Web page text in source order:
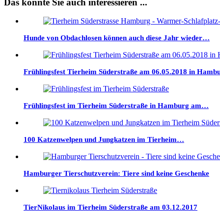
Das könnte Sie auch interessieren ...
Hunde von Obdachlosen können auch diese Jahr wieder…
Frühlingsfest Tierheim Süderstraße am 06.05.2018 in
Frühlingsfest im Tierheim Süderstraße in Hamburg am…
100 Katzenwelpen und Jungkatzen im Tierheim…
Hamburger Tierschutzverein: Tiere sind keine Geschenke
TierNikolaus im Tierheim Süderstraße am 03.12.2017